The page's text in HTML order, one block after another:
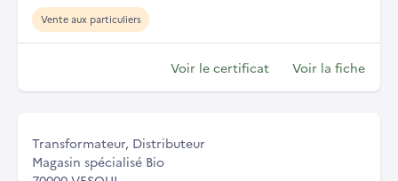
Vente aux particuliers
Voir le certificat Voir la fiche
Transformateur, Distributeur
Magasin spécialisé Bio